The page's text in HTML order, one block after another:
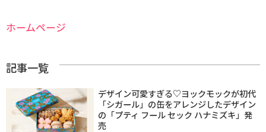
ホームページ
記事一覧
デザイン可愛すぎる♡ヨックモックが初代
「シガール」の缶をアレンジしたデザイン
の「プティ フール セック ハナミズキ」発
売